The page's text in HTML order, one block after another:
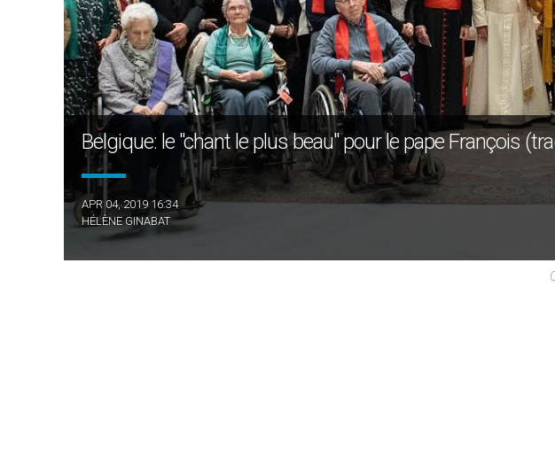
Belgique: le "chant le plus beau" pour le pape François
APR 04, 2019 16:34
HÉLÈNE GINABAT